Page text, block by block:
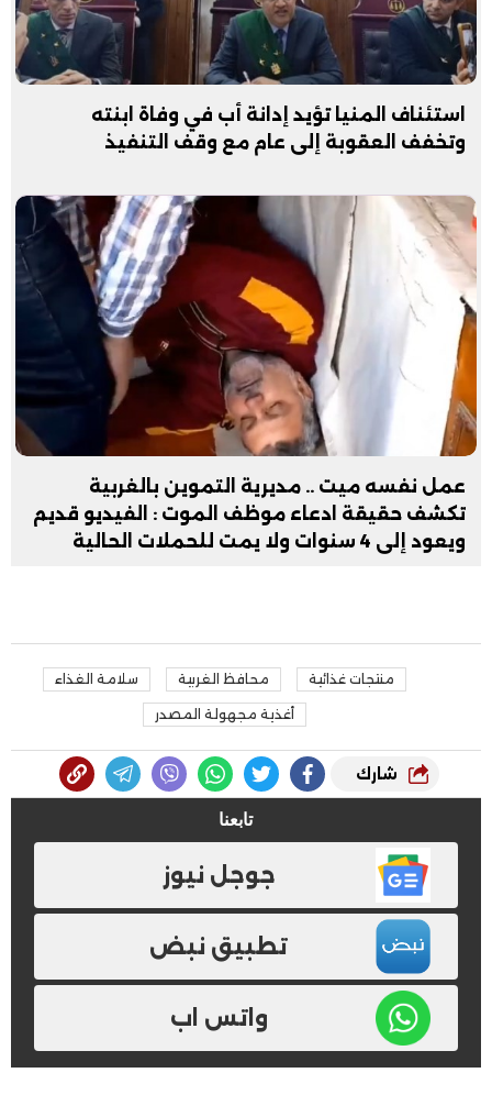
استئناف المنيا تؤيد إدانة أب في وفاة ابنته
وتخفف العقوبة إلى عام مع وقف التنفيذ
عمل نفسه ميت .. مديرية التموين بالغربية
تكشف حقيقة ادعاء موظف الموت : الفيديو قديم
ويعود إلى 4 سنوات ولا يمت للحملات الحالية
منتجات غذائية محافظ الغربية سلامة الغذاء
أغذية مجهولة المصدر
شارك
تابعنا
جوجل نيوز
تطبيق نبض
واتس اب